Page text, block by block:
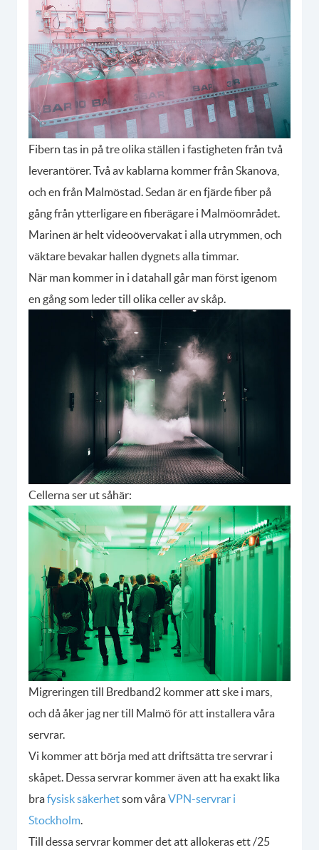
Fibern tas in på tre olika ställen i fastigheten från två
leverantörer. Två av kablarna kommer från Skanova,
och en från Malmöstad. Sedan är en fjärde fiber på
gång från ytterligare en fiberägare i Malmöområdet.
Marinen är helt videoövervakat i alla utrymmen, och
väktare bevakar hallen dygnets alla timmar.
När man kommer in i datahall går man först igenom
en gång som leder till olika celler av skåp.
Cellerna ser ut såhär:
Migreringen till Bredband2 kommer att ske i mars,
och då åker jag ner till Malmö för att installera våra
servrar.
Vi kommer att börja med att driftsätta tre servrar i
skåpet. Dessa servrar kommer även att ha exakt lika
brafysisk säkerhetsom våraVPN-servrar i
Stockholm.
Till dessa servrar kommer det att allokeras ett /25